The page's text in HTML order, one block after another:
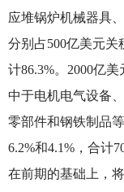
应堆锅炉机械器具
分别占500亿美元关
计86.3%。2000亿
中于电机电气设备
零部件和钢铁制品等
6.2%和4.1%，合计
在前期的基础上，